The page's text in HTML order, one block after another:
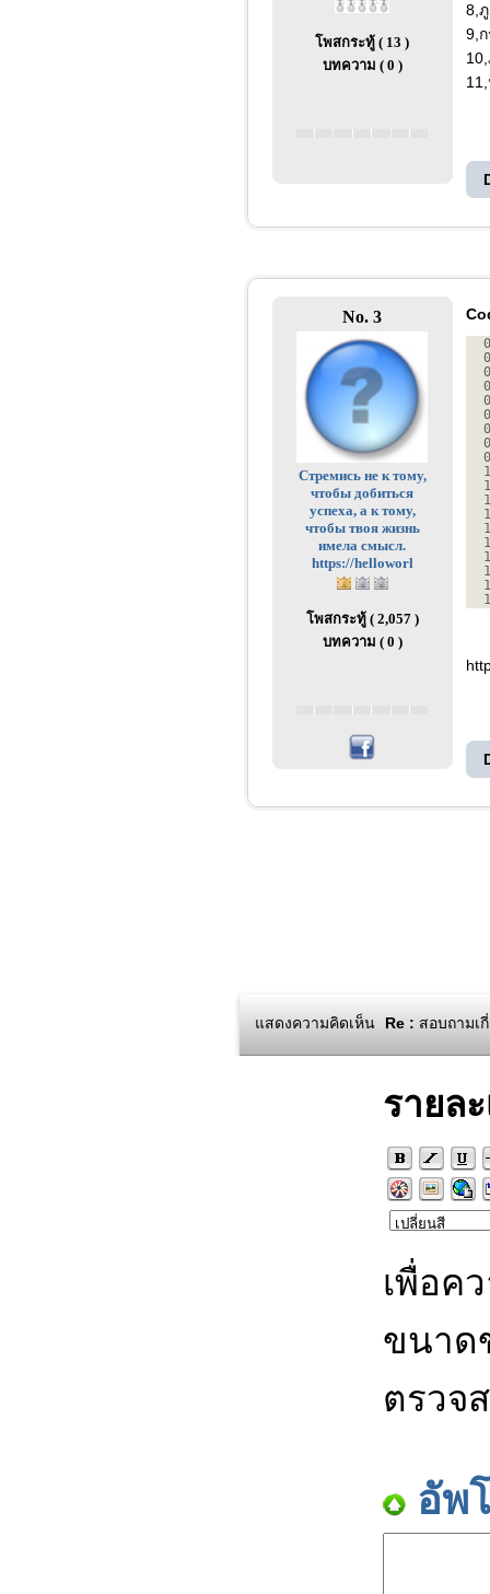
โพสกระทู้ ( 13 )
บทความ ( 0 )
8,
9,
No. 3
Стремись не к тому,
чтобы добиться
успеха, а к тому,
чтобы твоя жизнь
имела смысл.
https://helloworl
โพสกระทู้ ( 2,057 )
บทความ ( 0 )
แสดงความคิดเห็น Re : สอบถามเ
รายล
เพื่อค
ขนาด
ตรวจ
อัพ